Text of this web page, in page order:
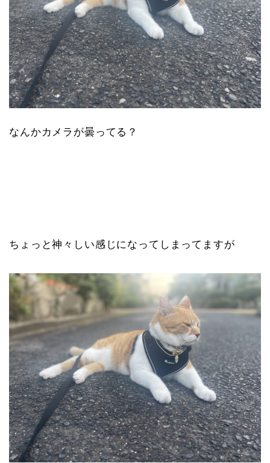
なんかカメラが曇ってる？
ちょっと神々しい感じになってしまってますが